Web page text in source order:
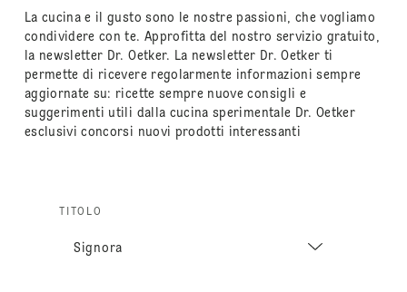
La cucina e il gusto sono le nostre passioni, che vogliamo
condividere con te. Approfitta del nostro servizio gratuito,
la newsletter Dr. Oetker. La newsletter Dr. Oetker ti
permette di ricevere regolarmente informazioni sempre
aggiornate su: ricette sempre nuove consigli e
suggerimenti utili dalla cucina sperimentale Dr. Oetker
esclusivi concorsi nuovi prodotti interessanti
TITOLO